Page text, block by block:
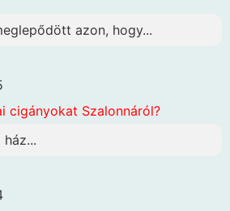
azon, hogy...
cigányokat Szalonnáról?